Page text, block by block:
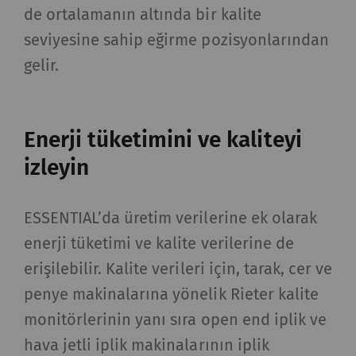
de ortalamanın altında bir kalite
seviyesine sahip eğirme pozisyonlarından
gelir.
Enerji tüketimini ve kaliteyi
izleyin
ESSENTIAL’da üretim verilerine ek olarak
enerji tüketimi ve kalite verilerine de
erişilebilir. Kalite verileri için, tarak, cer ve
penye makinalarına yönelik Rieter kalite
monitörlerinin yanı sıra open end iplik ve
hava jetli iplik makinalarının iplik
sayfalarıyla nasıl etkileşim kurduğunu
anlamamıza yardımcı olur. Web sitelerindeki
ziyaretçileri takip etmek için pazarlama
tanımlama bilgileri kullanılır. Burada amaç, her
taraf reklamverenler için daha değerlidir.
_ga
Eşsiz bir kimlik
kaydeder. Web sitesinde
kullanıcı davranışının
analizine olanak
sağlayan istatistiksel
verileri oluşturmak için
2 yıl